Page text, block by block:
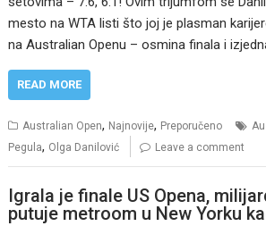
mesto na WTA listi što joj je plasman
na Australian Openu – osmina finala i
READ MORE
Australian Open, Najnovije, Preporučeno
Pegula, Olga Danilović Leave a comment
Igrala je finale US Opena,
putuje metroom u New Yorku